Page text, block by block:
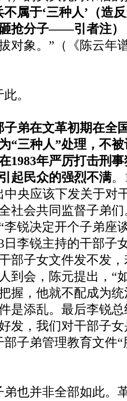
属于‘三种人’（造
抢分子——引者注）
对象。”（《陈云年
。
子弟在文革初期在全
“三种人”处理，不
1983年严厉打击刑
起民众的强烈不满。
中央应该下发关于对
社会共同监督子弟
李锐决定开个子弟座
日李锐主持的干部子
部子女文件发不发
到会，陈元提出，“
握，他就不配成为
是添乱。最后李锐
发，我们对干部子
子弟管理教育文件
弟也并非全部如此。